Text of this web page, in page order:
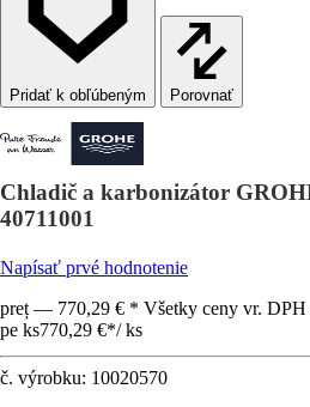
Porovnať
Chladič a karbonizátor
40711001
Napísať prvé hodnotenie
preț — 770,29 € * Všetky ceny vr. DPH
pe ks770,29 €*/ ks
č. výrobku: 10020570